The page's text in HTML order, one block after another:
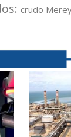
crudo